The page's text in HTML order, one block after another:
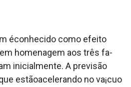
éconhecido como efeito
homenagem aos três fa­
inicialmente. A previsão
estãoacelerando no va¡cuo